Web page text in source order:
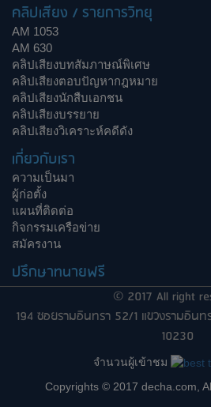
คลิปเสียง / รายการวิทยุ
AM 1053
AM 630
คลิปเสียงบทสัมภาษณ์พิเศษ
คลิปเสียงตอบปัญหากฎหมาย
คลิปเสียงนักสืบเอกชน
คลิปเสียงบรรยาย
คลิปเสียงวิเคราะห์คดีดัง
เกี่ยวกับเรา
ความเป็นมา
ผู้ก่อตั้ง
แผนที่ติดต่อ
กิจกรรมเครือข่าย
สมัครงาน
ปรึกษาทนายฟรี
© 2017 All right
194 ซอยรามอินทรา 52/1 แขวงรามอิน
10230
จำนวนผู้เข้าชม
Copyrights © 2017 decha.com,